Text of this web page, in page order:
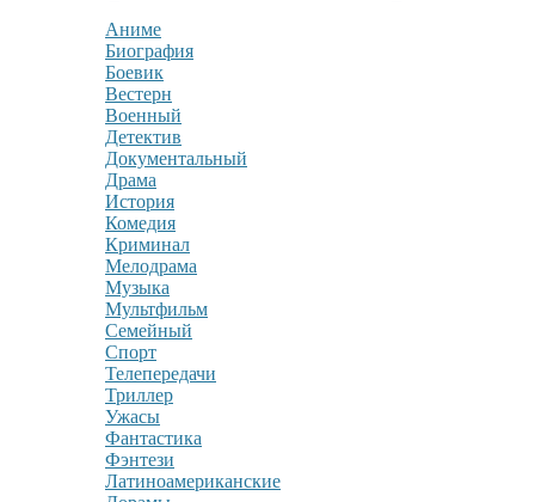
Аниме
Биография
Боевик
Вестерн
Военный
Детектив
Документальный
Драма
История
Комедия
Криминал
Мелодрама
Музыка
Мультфильм
Семейный
Спорт
Телепередачи
Триллер
Ужасы
Фантастика
Фэнтези
Латиноамериканские